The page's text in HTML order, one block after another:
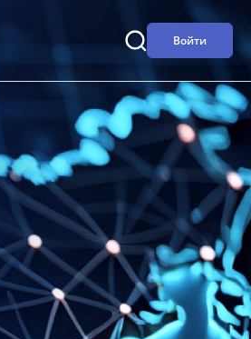
Войти